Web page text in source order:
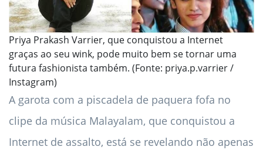
Priya Prakash Varrier, que conquistou a Internet
graças ao seu wink, pode muito bem se tornar uma
futura fashionista também. (Fonte: priya.p.varrier /
Instagram)
A garota com a piscadela de paquera fofa no
clipe da música Malayalam, que conquistou a
Internet de assalto, está se revelando não apenas